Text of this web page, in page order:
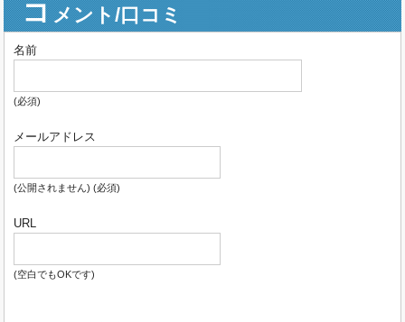
コメント/口コミ
名前
(必須)
メールアドレス
(公開されません) (必須)
URL
(空白でもOKです)